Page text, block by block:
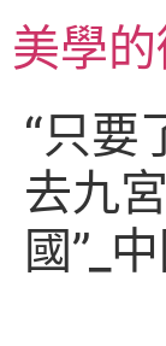
至
主美學
“只要
去九
國”_